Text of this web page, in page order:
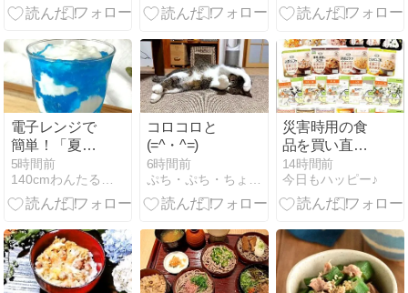
う！！
電子レンジで
簡単！「夏空
ゼリー」
5時間前
140cmわんたるママとお料理しましょ
コロコロと
(=^・^=)
6時間前
ぷち・ぷち・ちょこっと
災害時用の食
品を買い直し
ました
14時間前
今日もハッピー♪